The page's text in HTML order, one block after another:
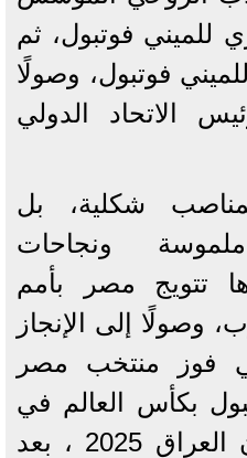
للميني فوتبول، ثم
فوتبول، وصولًا
الاتحاد الدولي
شكلية، بل
ونجاحات
تتويج مصر بأمم
وصولًا إلى الإنجاز
فوز منتخب مصر
بكأس العالم في
أربيل بإقليم كردستان العراق 2025 ، بعد